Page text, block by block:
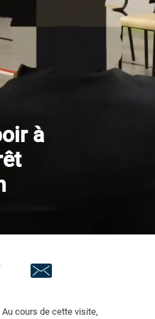
à
Au cours de cette visite,